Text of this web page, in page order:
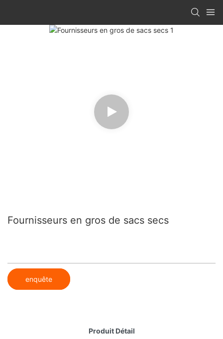
Fournisseurs en gros de sacs secs
enquête
Produit Détail